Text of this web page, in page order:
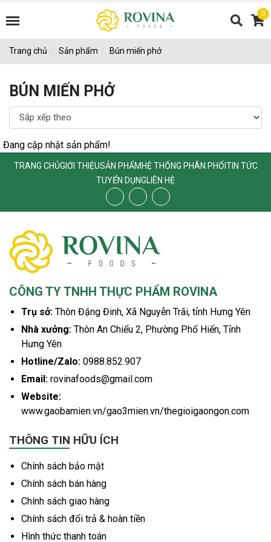
0
Trang chủ Sản phẩm Bún miến phở
BÚN MIẾN PHỞ
Đang cập nhật sản phẩm!
TRANG CHỦGIỚI THIỆUSẢN PHẨMHỆ THỐNG PHÂN PHỐITIN TỨC
TUYỂN DỤNGLIÊN HỆ
CÔNG TY TNHH THỰC PHẨM ROVINA
Trụ sở: Thôn Đặng Đinh, Xã Nguyễn Trãi, tỉnh Hưng Yên
Nhà xưởng: Thôn An Chiểu 2, Phường Phố Hiến, Tỉnh
Hưng Yên
Hotline/Zalo: 0988.852.907
Email: rovinafoods@gmail.com
Website:
www.gaobamien.vn/gao3mien.vn/thegioigaongon.com
THÔNG TIN HỮU ÍCH
Chính sách bảo mật
Chính sách bán hàng
Chính sách giao hàng
Chính sách đổi trả & hoàn tiền
Hình thức thanh toán